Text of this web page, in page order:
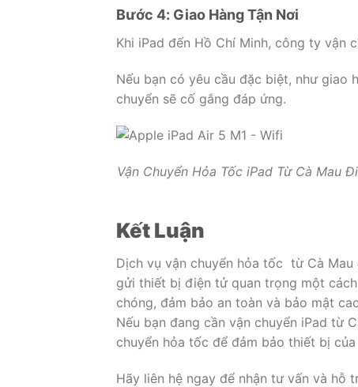
Bước 4: Giao Hàng Tận Nơi
Khi iPad đến Hồ Chí Minh, công ty vận
Nếu bạn có yêu cầu đặc biệt, như giao
chuyển sẽ cố gắng đáp ứng.
Vận Chuyển Hỏa Tốc iPad Từ Cà Mau
Kết Luận
Dịch vụ vận chuyển hỏa tốc từ Cà
gửi thiết bị điện tử quan trọng một
chóng, đảm bảo an toàn và bảo mật
Nếu bạn đang cần vận chuyển iPad từ
chuyển hỏa tốc để đảm bảo thiết bị
Hãy liên hệ ngay để nhận tư vấn và hỗ